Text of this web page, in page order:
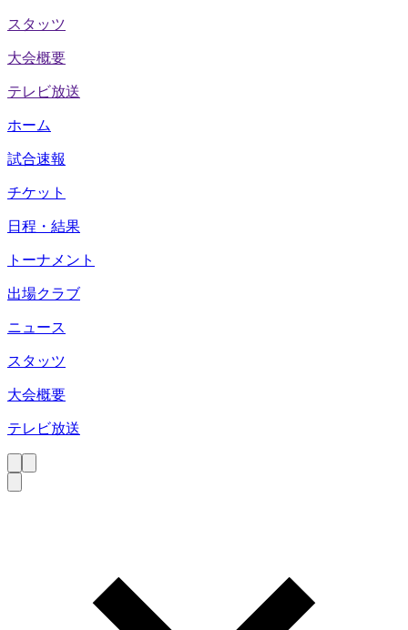
スタッツ
大会概要
テレビ放送
ホーム
試合速報
チケット
日程・結果
トーナメント
出場クラブ
ニュース
スタッツ
大会概要
テレビ放送